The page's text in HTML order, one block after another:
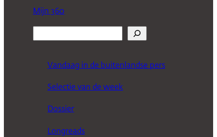
Mijn 360
Vandaag in de buitenlandse pers
Selectie van de week
Dossier
Longreads